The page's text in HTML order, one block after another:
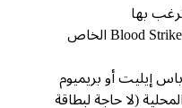
أدخل معرف مستخدم Blood Strike Pass الخاص
أو بريميوم
حاجة لبطاقة